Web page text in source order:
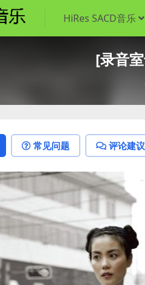
HiRes SACD音乐
[录音
常见问题 评论建议